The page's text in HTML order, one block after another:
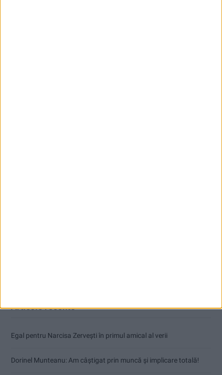
Articole recente
Egal pentru Narcisa Zervești în primul amical al verii
Dorinel Munteanu: Am câștigat prin muncă și implicare totală!